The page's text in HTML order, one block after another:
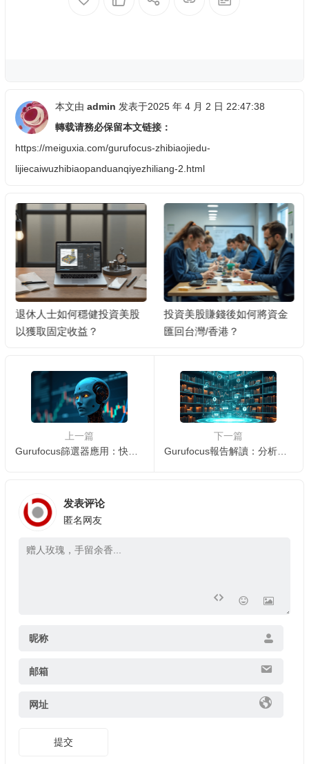
本文由 admin 发表于2025 年 4 月 2 日 22:47:38
轉载请務必保留本文链接：
https://meiguxia.com/gurufocus-zhibiaojiedu-
lijiecaiwuzhibiaopanduanqiyezhiliang-2.html
退休人士如何穩健投資美股
以獲取固定收益？
投資美股賺錢後如何將資金
匯回台灣/香港？
上一篇
Gurufocus篩選器應用：快速篩選優質股抓住投資機會 📈💡
下一篇
Gurufocus報告解讀：分析大師持倉學習投資策略 📈
发表评论
匿名网友
昵称
邮箱
网址
提交